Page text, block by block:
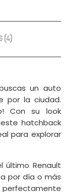
(4)
un auto
por la ciudad.
Con su look
hatchback
para explorar
último Renault
por día o más